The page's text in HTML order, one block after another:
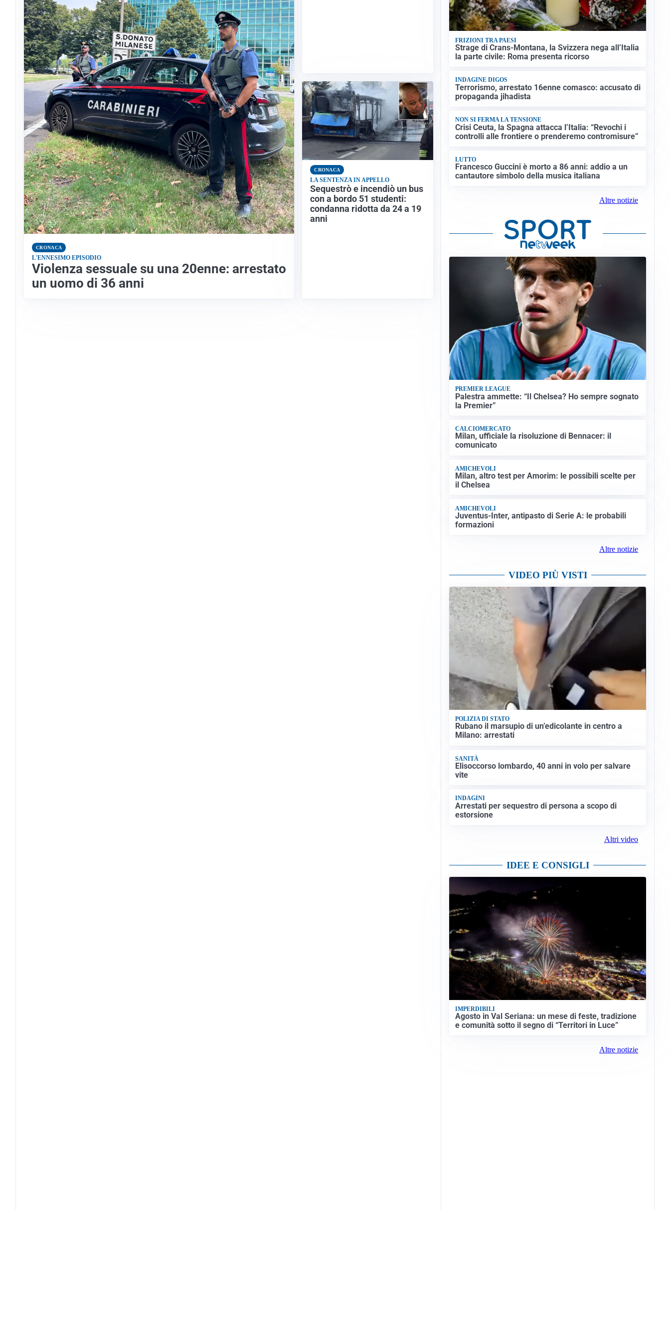
CRONACA
L'ENNESIMO EPISODIO
Violenza sessuale su una 20enne: arrestato
un uomo di 36 anni
CRONACA
LA SENTENZA IN APPELLO
Sequestrò e incendiò un bus
con a bordo 51 studenti:
condanna ridotta da 24 a 19
anni
FRIZIONI TRA PAESI
Strage di Crans-Montana, la Svizzera nega all’Italia
la parte civile: Roma presenta ricorso
INDAGINE DIGOS
Terrorismo, arrestato 16enne comasco: accusato di
propaganda jihadista
NON SI FERMA LA TENSIONE
Crisi Ceuta, la Spagna attacca l’Italia: “Revochi i
controlli alle frontiere o prenderemo contromisure”
LUTTO
Francesco Guccini è morto a 86 anni: addio a un
cantautore simbolo della musica italiana
Altre notizie
PREMIER LEAGUE
Palestra ammette: “Il Chelsea? Ho sempre sognato
la Premier”
CALCIOMERCATO
Milan, ufficiale la risoluzione di Bennacer: il
comunicato
AMICHEVOLI
Milan, altro test per Amorim: le possibili scelte per
il Chelsea
AMICHEVOLI
Juventus-Inter, antipasto di Serie A: le probabili
formazioni
Altre notizie
VIDEO PIÙ VISTI
POLIZIA DI STATO
Rubano il marsupio di un’edicolante in centro a
Milano: arrestati
SANITÀ
Elisoccorso lombardo, 40 anni in volo per salvare
vite
INDAGINI
Arrestati per sequestro di persona a scopo di
estorsione
Altri video
IDEE E CONSIGLI
IMPERDIBILI
Agosto in Val Seriana: un mese di feste, tradizione
e comunità sotto il segno di “Territori in Luce”
Altre notizie